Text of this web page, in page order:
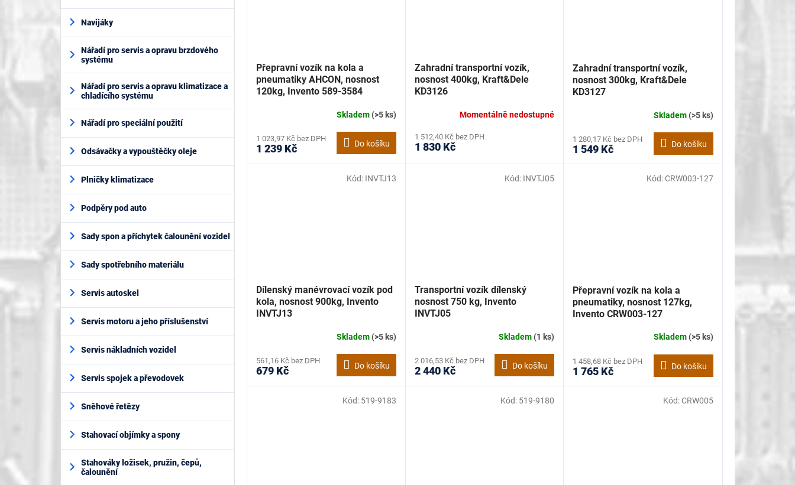
Navijáky
Nářadí pro servis a opravu brzdového
systému
Nářadí pro servis a opravu klimatizace a
chladícího systému
Nářadí pro speciální použití
Odsávačky a vypouštěčky oleje
Plničky klimatizace
Podpěry pod auto
Sady spon a příchytek čalounění vozidel
Sady spotřebního materiálu
Servis autoskel
Servis motoru a jeho příslušenství
Servis nákladních vozidel
Servis spojek a převodovek
Sněhové řetězy
Stahovací objímky a spony
Stahováky ložisek, pružin, čepů,
čalounění
Přepravní vozík na kola a
pneumatiky AHCON, nosnost
120kg, Invento 589-3584
Skladem(>5 ks)
1 023,97 Kč bez DPH
1 239 Kč Do košíku
Zahradní transportní vozík,
nosnost 400kg, Kraft&Dele
KD3126
Momentálně nedostupné
1 512,40 Kč bez DPH
1 830 Kč
Zahradní transportní vozík,
nosnost 300kg, Kraft&Dele
KD3127
Skladem(>5 ks)
1 280,17 Kč bez DPH
1 549 Kč Do košíku
Dílenský manévrovací vozík pod
kola, nosnost 900kg, Invento
INVTJ13
Skladem(>5 ks)
561,16 Kč bez DPH
679 Kč Do košíku
Kód: INVTJ13
Transportní vozík dílenský
nosnost 750 kg, Invento
INVTJ05
Skladem(1 ks)
2 016,53 Kč bez DPH
2 440 Kč Do košíku
Kód: INVTJ05
Přepravní vozík na kola a
pneumatiky, nosnost 127kg,
Invento CRW003-127
Skladem(>5 ks)
1 458,68 Kč bez DPH
1 765 Kč Do košíku
Kód:CRW003-127
Kód: 519-9183 Kód: 519-9180 Kód:CRW005